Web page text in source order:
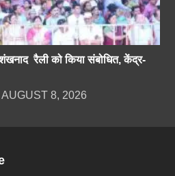
रैली को किया संबोधित, केंद्र-
AUGUST 8, 2026